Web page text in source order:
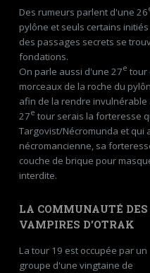
Des rumeurs parlent d'une 26
pylône et seuls certains
des passages secrets se
fondations.
On parle aussi d'une 27e tour
morceaux de la roche du
afin de la rendre
27e tour serais la forteresse
Targovist/Nécromunda et qui
nécromancienne, sa
couche de brique pour
interdite.
LA COMMUNAUTÉ DES
VAMPIRES D'OTRAK
La tour 19 est occupée par un
groupe d'une vingtaine de